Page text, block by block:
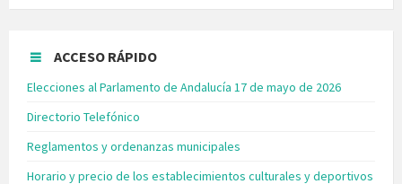
ACCESO RÁPIDO
Elecciones al Parlamento de Andalucía 17 de mayo de 2026
Directorio Telefónico
Reglamentos y ordenanzas municipales
Horario y precio de los establecimientos culturales y deportivos